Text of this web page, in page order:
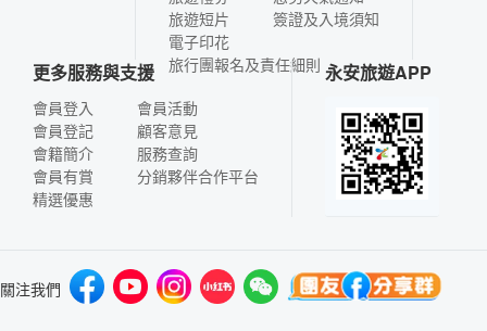
旅遊短片
電子印花
簽證及入境須知
旅行團報名及責任細則
更多服務與支援
會員登入
會員登記
會籍簡介
會員有賞
精選優惠
會員活動
顧客意見
服務查詢
分銷夥伴合作平台
永安旅遊APP
關注我們